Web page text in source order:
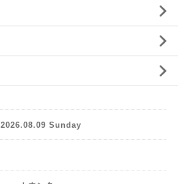
2026.08.09 Sunday